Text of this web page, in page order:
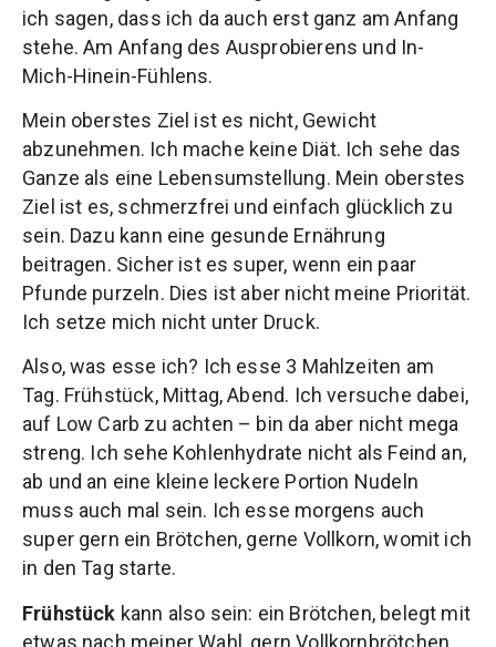
ich sagen, dass ich da auch erst ganz am Anfang
stehe. Am Anfang des Ausprobierens und In-
Mich-Hinein-Fühlens.
Mein oberstes Ziel ist es nicht, Gewicht
abzunehmen. Ich mache keine Diät. Ich sehe das
Ganze als eine Lebensumstellung. Mein oberstes
Ziel ist es, schmerzfrei und einfach glücklich zu
sein. Dazu kann eine gesunde Ernährung
beitragen. Sicher ist es super, wenn ein paar
Pfunde purzeln. Dies ist aber nicht meine Priorität.
Ich setze mich nicht unter Druck.
Also, was esse ich? Ich esse 3 Mahlzeiten am
Tag. Frühstück, Mittag, Abend. Ich versuche dabei,
auf Low Carb zu achten – bin da aber nicht mega
streng. Ich sehe Kohlenhydrate nicht als Feind an,
ab und an eine kleine leckere Portion Nudeln
muss auch mal sein. Ich esse morgens auch
super gern ein Brötchen, gerne Vollkorn, womit ich
in den Tag starte.
Frühstück kann also sein: ein Brötchen, belegt mit
etwas nach meiner Wahl, gern Vollkornbrötchen.